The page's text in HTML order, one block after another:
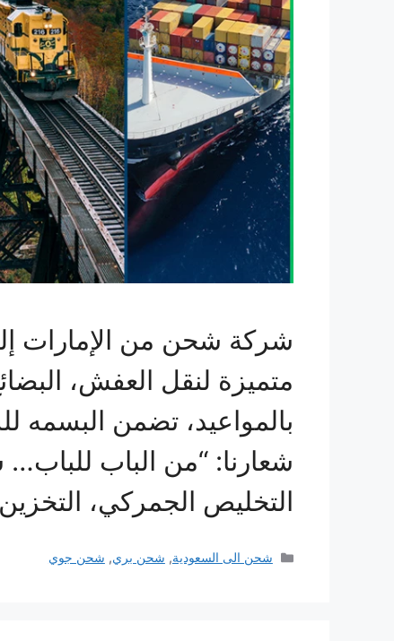
شركة شحن من الإمارات
متميزة لنقل العفش،
بالمواعيد، تضمن
شعارنا: “من الباب للباب…
التخليص الجمركي،
التصنيفات
شحن الى السعودية, شحن بري, شحن جوي